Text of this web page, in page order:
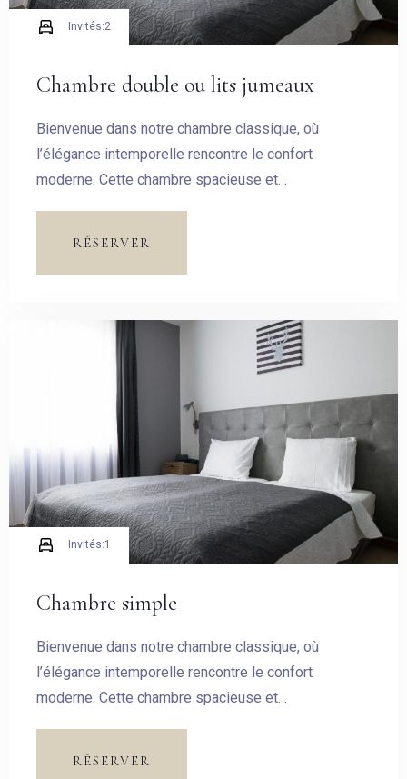
Chambre double ou lits jumeaux
Bienvenue dans notre chambre classique, où
l’élégance intemporelle rencontre le confort
moderne. Cette chambre spacieuse et
Invités:2
RÉSERVER
Chambre simple
Bienvenue dans notre chambre classique, où
l’élégance intemporelle rencontre le confort
moderne. Cette chambre spacieuse et
Invités:1
RÉSERVER
Invités:
1
CHERCHER